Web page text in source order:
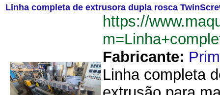
Linha completa de extrusora dupla rosca
https://
Fabricante:
Linha completa